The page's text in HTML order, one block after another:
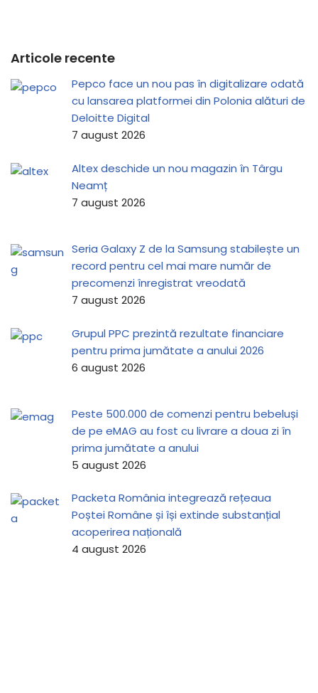
Articole recente
Pepco face un nou pas în digitalizare odată
cu lansarea platformei din Polonia alături de
Deloitte Digital
7 august 2026
Altex deschide un nou magazin în Târgu
Neamț
7 august 2026
Seria Galaxy Z de la Samsung stabilește un
record pentru cel mai mare număr de
precomenzi înregistrat vreodată
7 august 2026
Grupul PPC prezintă rezultate financiare
pentru prima jumătate a anului 2026
6 august 2026
Peste 500.000 de comenzi pentru bebeluși
de pe eMAG au fost cu livrare a doua zi în
prima jumătate a anului
5 august 2026
Packeta România integrează rețeaua
Poștei Române și își extinde substanțial
acoperirea națională
4 august 2026